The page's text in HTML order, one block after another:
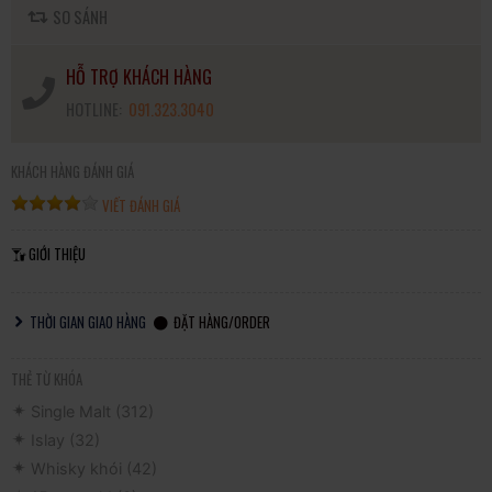
SO SÁNH
HỖ TRỢ KHÁCH HÀNG
091.323.3040
KHÁCH HÀNG ĐÁNH GIÁ
VIẾT ĐÁNH GIÁ
GIỚI THIỆU
THỜI GIAN GIAO HÀNG ĐẶT HÀNG/ORDER
THẺ TỪ KHÓA
Single Malt (312)
Islay (32)
Whisky khói
(42)